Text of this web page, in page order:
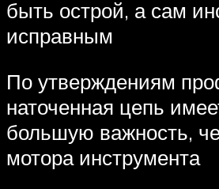
быть острой, а сам
исправным
По утверждениям
наточенная цепь
большую важность,
мотора инструмента